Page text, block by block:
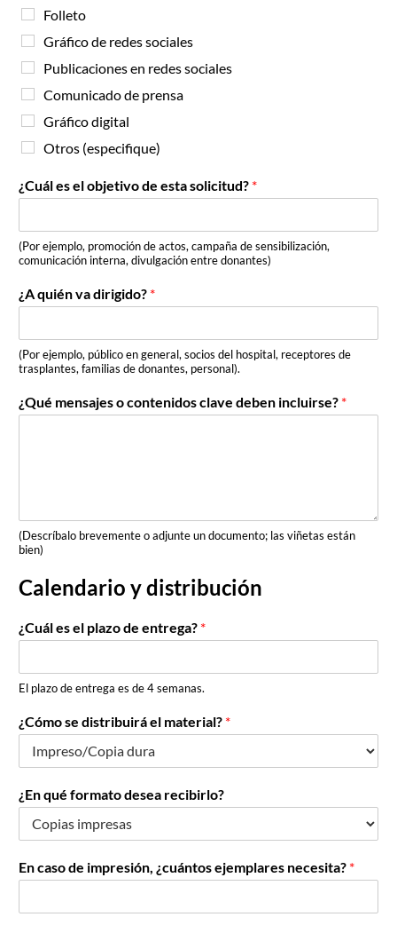
q
u
é
n
n
e
c
s
i
a
?
Folleto
Gráfico de redes sociales
Publicaciones en redes sociales
Comunicado de prensa
Gráfico digital
Otros (especifique)
¿Cuál es el objetivo de esta solicitud? *
(Por ejemplo, promoción de actos, campaña de sensibilización,
comunicación interna, divulgación entre donantes)
¿A quién va dirigido? *
(Por ejemplo, público en general, socios del hospital, receptores de
trasplantes, familias de donantes, personal).
¿Qué mensajes o contenidos clave deben incluirse? *
(Descríbalo brevemente o adjunte un documento; las viñetas están
bien)
Calendario y distribución
¿Cuál es el plazo de entrega? *
El plazo de entrega es de 4 semanas.
¿Cómo se distribuirá el material? *
¿En qué formato desea recibirlo?
En caso de impresión, ¿cuántos ejemplares necesita? *